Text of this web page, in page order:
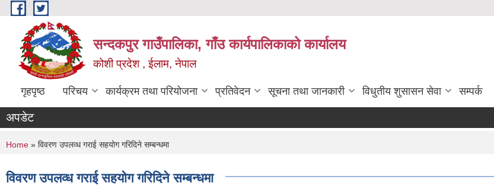
Skip to main content
सन्दकपुर गाउँपालिका, गाँउ कार्यपालिकाको कार्यालय
कोशी प्रदेश , ईलाम, नेपाल
गृहपृष्ठ परिचय कार्यक्रम तथा परियोजना प्रतिवेदन सूचना तथा जानकारी विधुतीय शुसासन सेवा सम्पर्क
अपडेट
You are here
Home » विवरण उपलव्ध गराई सहयोग गरिदिने सम्बन्धमा
विवरण उपलव्ध गराई सहयोग गरिदिने सम्बन्धमा